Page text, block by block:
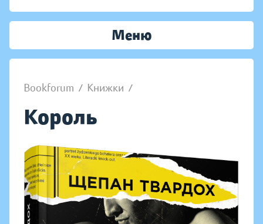
Меню
Bookforum / Книжки /
Король